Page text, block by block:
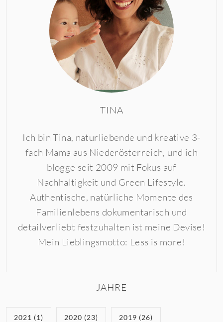
TINA
Ich bin Tina, naturliebende und kreative 3-
fach Mama aus Niederösterreich, und ich
blogge seit 2009 mit Fokus auf
Nachhaltigkeit und Green Lifestyle.
Authentische, natürliche Momente des
Familienlebens dokumentarisch und
detailverliebt festzuhalten ist meine Devise!
Mein Lieblingsmotto: Less is more!
JAHRE
2021 (1) 2020 (23) 2019 (26)